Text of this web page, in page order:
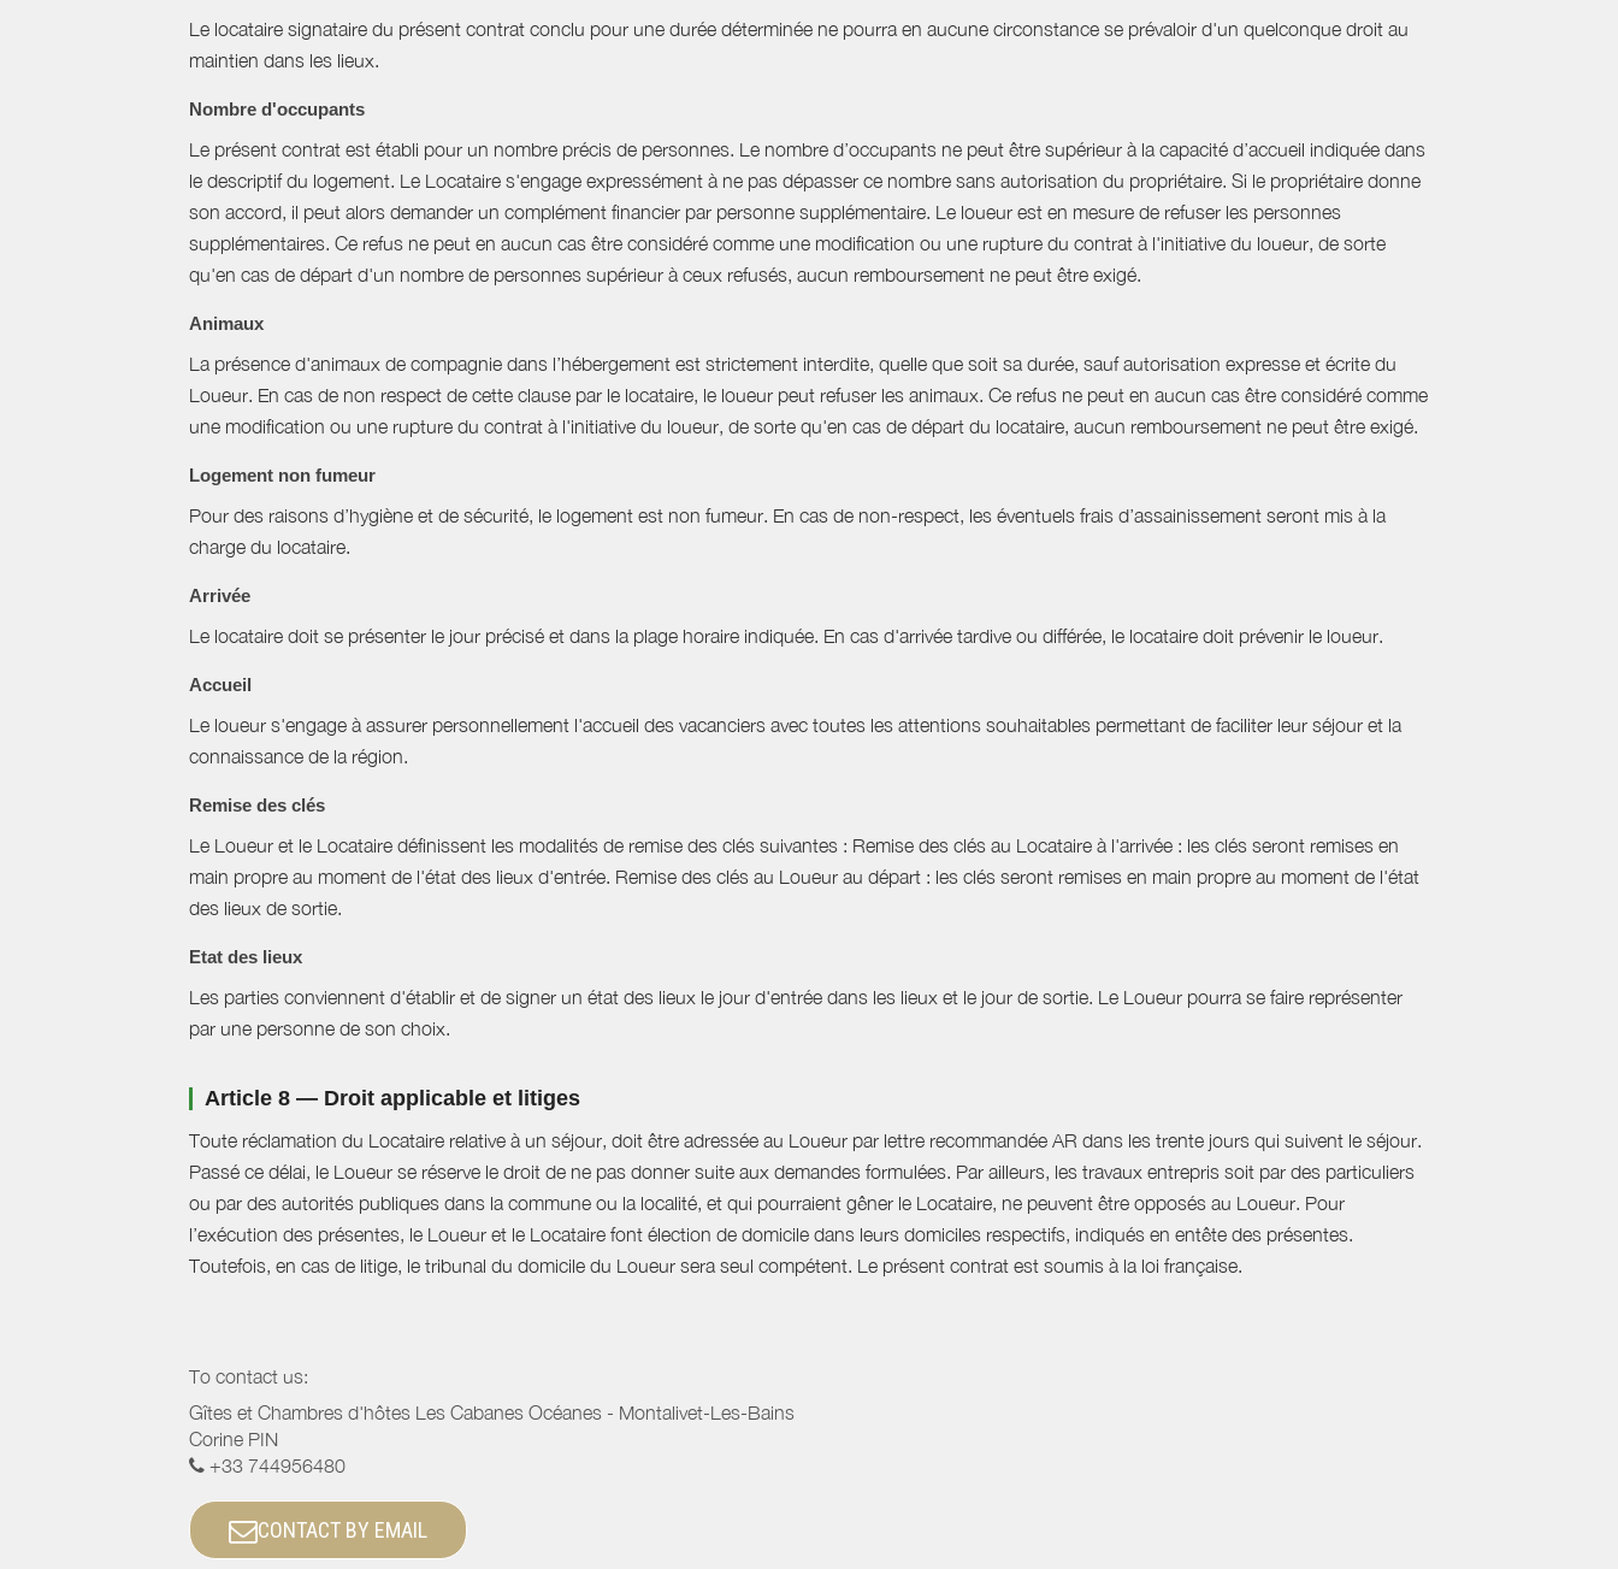
Le locataire signataire du présent contrat conclu pour une durée déterminée ne pourra en aucune circonstance se prévaloir d'un quelconque droit au
maintien dans les lieux.
Nombre d'occupants
Le présent contrat est établi pour un nombre précis de personnes. Le nombre d’occupants ne peut être supérieur à la capacité d’accueil indiquée dans
le descriptif du logement. Le Locataire s'engage expressément à ne pas dépasser ce nombre sans autorisation du propriétaire. Si le propriétaire donne
son accord, il peut alors demander un complément financier par personne supplémentaire. Le loueur est en mesure de refuser les personnes
supplémentaires. Ce refus ne peut en aucun cas être considéré comme une modification ou une rupture du contrat à l'initiative du loueur, de sorte
qu'en cas de départ d'un nombre de personnes supérieur à ceux refusés, aucun remboursement ne peut être exigé.
Animaux
La présence d'animaux de compagnie dans l’hébergement est strictement interdite, quelle que soit sa durée, sauf autorisation expresse et écrite du
Loueur. En cas de non respect de cette clause par le locataire, le loueur peut refuser les animaux. Ce refus ne peut en aucun cas être considéré comme
une modification ou une rupture du contrat à l'initiative du loueur, de sorte qu'en cas de départ du locataire, aucun remboursement ne peut être exigé.
Logement non fumeur
Pour des raisons d’hygiène et de sécurité, le logement est non fumeur. En cas de non-respect, les éventuels frais d’assainissement seront mis à la
charge du locataire.
Arrivée
Le locataire doit se présenter le jour précisé et dans la plage horaire indiquée. En cas d'arrivée tardive ou différée, le locataire doit prévenir le loueur.
Accueil
Le loueur s'engage à assurer personnellement l'accueil des vacanciers avec toutes les attentions souhaitables permettant de faciliter leur séjour et la
connaissance de la région.
Remise des clés
Le Loueur et le Locataire définissent les modalités de remise des clés suivantes : Remise des clés au Locataire à l'arrivée : les clés seront remises en
main propre au moment de l'état des lieux d'entrée. Remise des clés au Loueur au départ : les clés seront remises en main propre au moment de l'état
des lieux de sortie.
Etat des lieux
Les parties conviennent d'établir et de signer un état des lieux le jour d'entrée dans les lieux et le jour de sortie. Le Loueur pourra se faire représenter
par une personne de son choix.
Article 8 — Droit applicable et litiges
Toute réclamation du Locataire relative à un séjour, doit être adressée au Loueur par lettre recommandée AR dans les trente jours qui suivent le séjour.
Passé ce délai, le Loueur se réserve le droit de ne pas donner suite aux demandes formulées. Par ailleurs, les travaux entrepris soit par des particuliers
ou par des autorités publiques dans la commune ou la localité, et qui pourraient gêner le Locataire, ne peuvent être opposés au Loueur. Pour
l’exécution des présentes, le Loueur et le Locataire font élection de domicile dans leurs domiciles respectifs, indiqués en entête des présentes.
Toutefois, en cas de litige, le tribunal du domicile du Loueur sera seul compétent. Le présent contrat est soumis à la loi française.
To contact us:
Gîtes et Chambres d'hôtes Les Cabanes Océanes - Montalivet-Les-Bains
Corine PIN
+33 744956480
CONTACT BY EMAIL